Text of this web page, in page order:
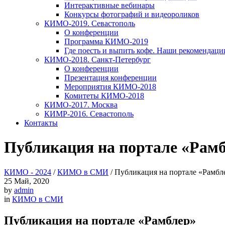
Интерактивные вебинары
Конкурсы фотографий и видеороликов
КИМО-2019. Севастополь
О конференции
Программа КИМО-2019
Где поесть и выпить кофе. Наши
КИМО-2018. Санкт-Петербург
О конференции
Презентация конференции
Мероприятия КИМО-2018
Комитеты КИМО-2018
КИМО-2017. Москва
КИМР-2016. Севастополь
Контакты
Публикация на портале
КИМО - 2024 /КИМО в СМИ /Публикация на портале
25 Май, 2020
by admin
in КИМО в СМИ
Публикация на портале «Рамблер»